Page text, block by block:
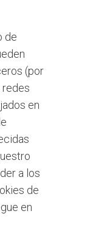
de
(por
redes
en
a los
de
en